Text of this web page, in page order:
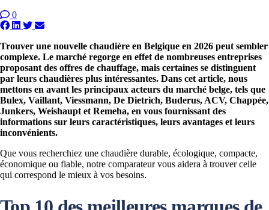
0
Trouver une nouvelle chaudière en Belgique en 2026 peut sembler
complexe. Le marché regorge en effet de nombreuses entreprises
proposant des offres de chauffage, mais certaines se distinguent
par leurs chaudières plus intéressantes. Dans cet article, nous
mettons en avant les principaux acteurs du marché belge, tels que
Bulex, Vaillant, Viessmann, De Dietrich, Buderus, ACV, Chappée,
Junkers, Weishaupt et Remeha, en vous fournissant des
informations sur leurs caractéristiques, leurs avantages et leurs
inconvénients.
Que vous recherchiez une chaudière durable, écologique, compacte,
économique ou fiable, notre comparateur vous aidera à trouver celle
qui correspond le mieux à vos besoins.